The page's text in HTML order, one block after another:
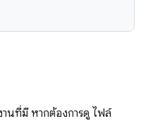
านที่มี หากต้องการดู ไฟล์